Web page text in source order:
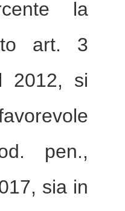
la
art. 3
2012, si
pen.,
sia in